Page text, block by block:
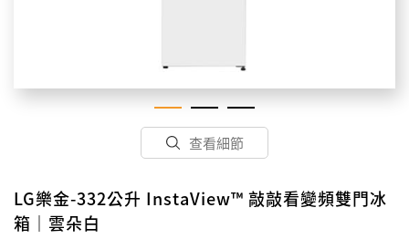
查看細節
LG樂金-332公升 InstaView™ 敲敲看變頻雙門冰
箱｜雲朵白